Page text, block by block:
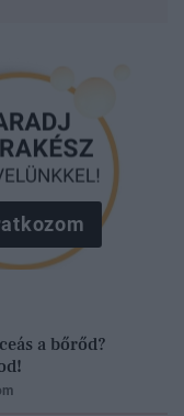
a bőrőd?